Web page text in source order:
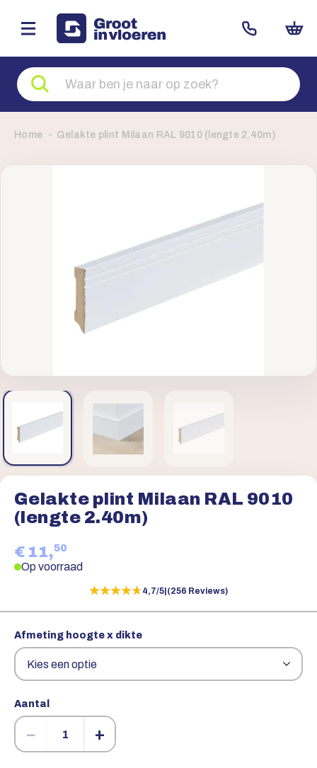
Zoeken
naar
producten
Home Gelakte plint Milaan RAL 9010 (lengte 2.40m)
Gelakte plint Milaan RAL 9010
(lengte 2.40m)
€ 11,50
Op voorraad
★★★★★
★★★★★4,7/5 (256 Reviews)
Afmeting hoogte x dikte
Aantal
− +